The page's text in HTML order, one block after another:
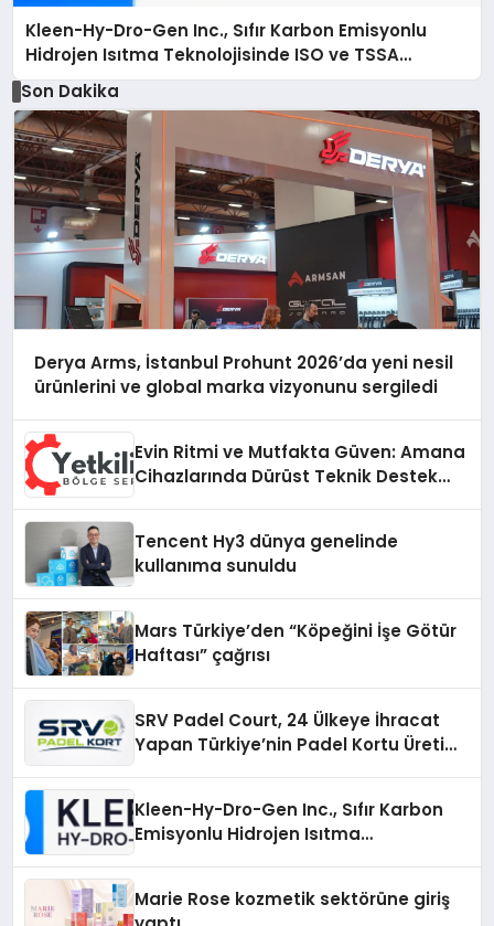
Kleen-Hy-Dro-Gen Inc., Sıfır Karbon Emisyonlu
Hidrojen Isıtma Teknolojisinde ISO ve TSSA
Düzenleyici Onaylarını Aldı
Son Dakika
Derya Arms, İstanbul Prohunt 2026’da yeni nesil
ürünlerini ve global marka vizyonunu sergiledi
Evin Ritmi ve Mutfakta Güven: Amana
Cihazlarında Dürüst Teknik Destek
Tencent Hy3 dünya genelinde
kullanıma sunuldu
Mars Türkiye’den “Köpeğini İşe Götür
Haftası” çağrısı
SRV Padel Court, 24 Ülkeye İhracat
Yapan Türkiye’nin Padel Kortu Üretim
Kleen-Hy-Dro-Gen Inc., Sıfır Karbon
Emisyonlu Hidrojen Isıtma
Marie Rose kozmetik sektörüne giriş